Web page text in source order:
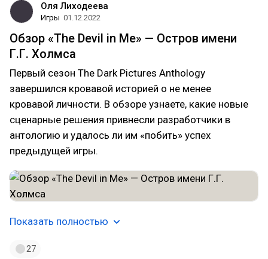
Оля Лиходеева
Игры 01.12.2022
Обзор «The Devil in Me» — Остров имени
Г.Г. Холмса
Первый сезон The Dark Pictures Anthology
завершился кровавой историей о не менее
кровавой личности. В обзоре узнаете, какие новые
сценарные решения привнесли разработчики в
антологию и удалось ли им «побить» успех
предыдущей игры.
Показать полностью
27